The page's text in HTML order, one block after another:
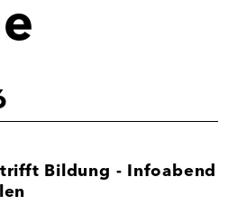
Bildung - Infoabend